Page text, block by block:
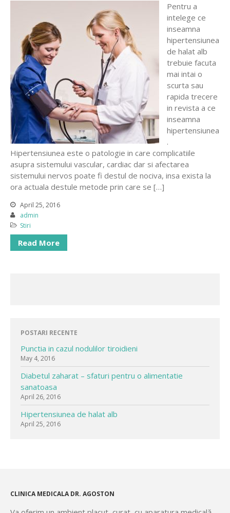
Pentru a
intelege ce
inseamna
hipertensiunea
de halat alb
trebuie facuta
mai intai o
scurta sau
rapida trecere
in revista a ce
inseamna
hipertensiunea
.
Hipertensiunea este o patologie in care complicatiile
asupra sistemului vascular, cardiac dar si afectarea
sistemului nervos poate fi destul de nociva, insa exista la
ora actuala destule metode prin care se […]
April 25, 2016
admin
Stiri
Read More
POSTARI RECENTE
Punctia in cazul nodulilor tiroidieni
May 4, 2016
Diabetul zaharat – sfaturi pentru o alimentatie
sanatoasa
April 26, 2016
Hipertensiunea de halat alb
April 25, 2016
CLINICA MEDICALA DR. AGOSTON